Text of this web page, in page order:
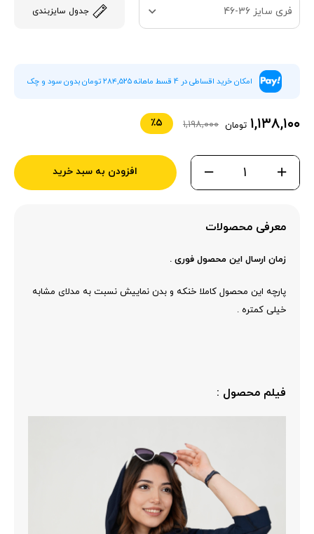
فری سایز 36-46 جدول سایزبندی
امکان خرید اقساطی در 4 قسط ماهانه ۲۸۴,۵۲۵ تومان بدون سود و چک
۱,۱۳۸,۱۰۰ تومان ۱,۱۹۸,۰۰۰ ٪۵
افزودن به سبد خرید
معرفی محصولات
زمان ارسال این محصول فوری .
پارچه این محصول کاملا خنکه و بدن نماییش نسبت به مدلای مشابه
خیلی کمتره .
فیلم محصول :